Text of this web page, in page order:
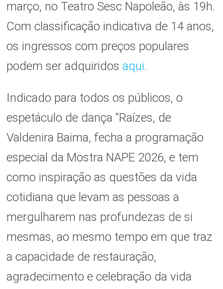
março, no Teatro Sesc Napoleão, às 19h.
Com classificação indicativa de 14 anos,
os ingressos com preços populares
podem ser adquiridos aqui.
Indicado para todos os públicos, o
espetáculo de dança “Raízes, de
Valdenira Baima, fecha a programação
especial da Mostra NAPE 2026, e tem
como inspiração as questões da vida
cotidiana que levam as pessoas a
mergulharem nas profundezas de si
mesmas, ao mesmo tempo em que traz
a capacidade de restauração,
agradecimento e celebração da vida